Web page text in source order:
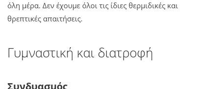
όλη μέρα. Δεν έχουμε όλοι τις ίδιες θερμιδικές και
θρεπτικές απαιτήσεις.
Γυμναστική και διατροφή